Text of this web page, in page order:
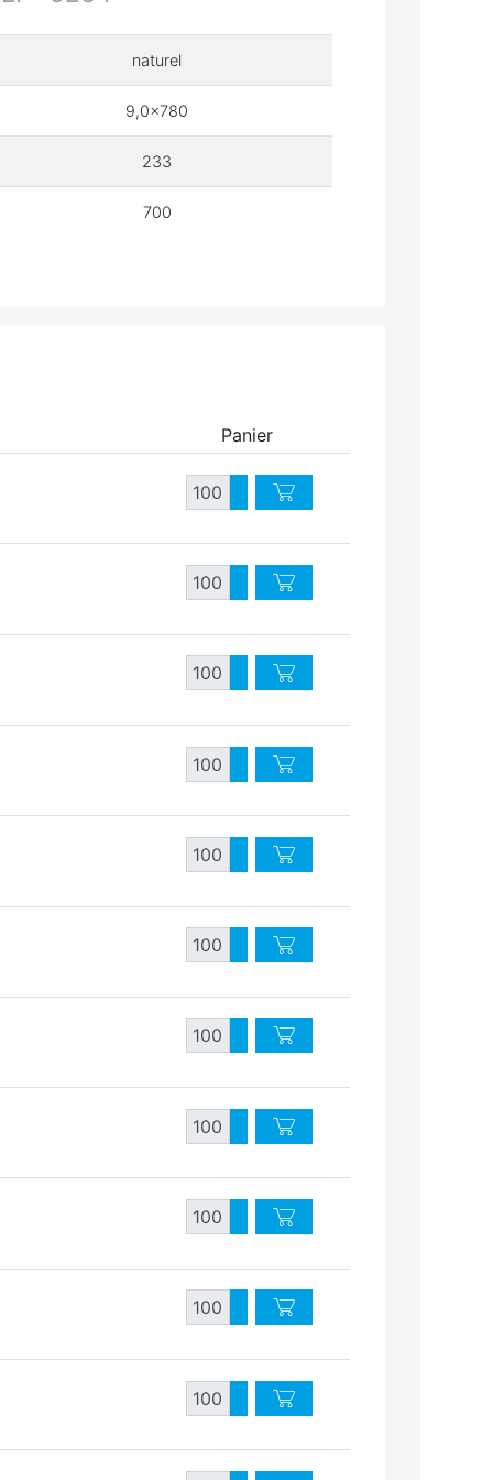
naturel
9,0x780
233
700
Panier
QuantitéAugmenter quantité
Diminuer quantité
QuantitéAugmenter quantité
Diminuer quantité
QuantitéAugmenter quantité
Diminuer quantité
QuantitéAugmenter quantité
Diminuer quantité
QuantitéAugmenter quantité
Diminuer quantité
QuantitéAugmenter quantité
Diminuer quantité
QuantitéAugmenter quantité
Diminuer quantité
QuantitéAugmenter quantité
Diminuer quantité
QuantitéAugmenter quantité
Diminuer quantité
QuantitéAugmenter quantité
Diminuer quantité
QuantitéAugmenter quantité
Diminuer quantité